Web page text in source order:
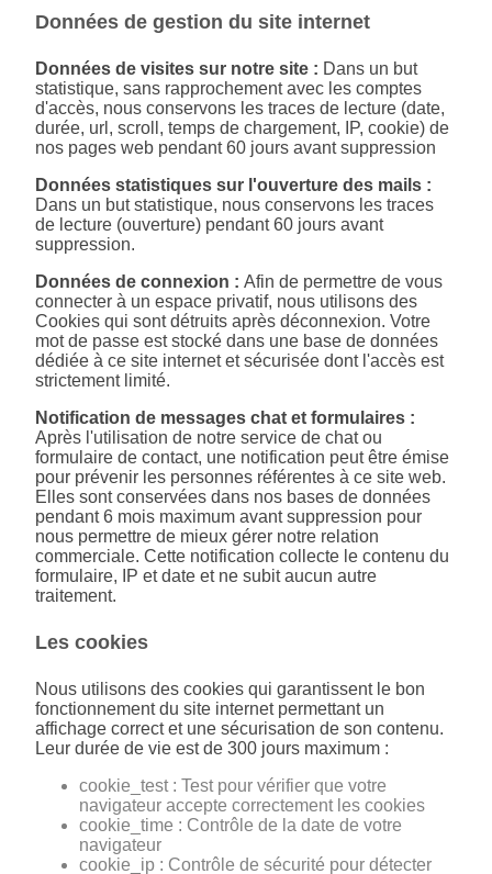
Données de gestion du site internet
Données de visites sur notre site : Dans un but
statistique, sans rapprochement avec les comptes
d'accès, nous conservons les traces de lecture (date,
durée, url, scroll, temps de chargement, IP, cookie) de
nos pages web pendant 60 jours avant suppression
Données statistiques sur l'ouverture des mails :
Dans un but statistique, nous conservons les traces
de lecture (ouverture) pendant 60 jours avant
suppression.
Données de connexion :Afin de permettre de vous
connecter à un espace privatif, nous utilisons des
Cookies qui sont détruits après déconnexion. Votre
mot de passe est stocké dans une base de données
dédiée à ce site internet et sécurisée dont l'accès est
strictement limité.
Notification de messages chat et formulaires :
Après l'utilisation de notre service de chat ou
formulaire de contact, une notification peut être émise
pour prévenir les personnes référentes à ce site web.
Elles sont conservées dans nos bases de données
pendant 6 mois maximum avant suppression pour
nous permettre de mieux gérer notre relation
commerciale. Cette notification collecte le contenu du
formulaire, IP et date et ne subit aucun autre
traitement.
Les cookies
Nous utilisons des cookies qui garantissent le bon
fonctionnement du site internet permettant un
affichage correct et une sécurisation de son contenu.
Leur durée de vie est de 300 jours maximum :
cookie_test : Test pour vérifier que votre
navigateur accepte correctement les cookies
cookie_time : Contrôle de la date de votre
navigateur
cookie_ip : Contrôle de sécurité pour détecter